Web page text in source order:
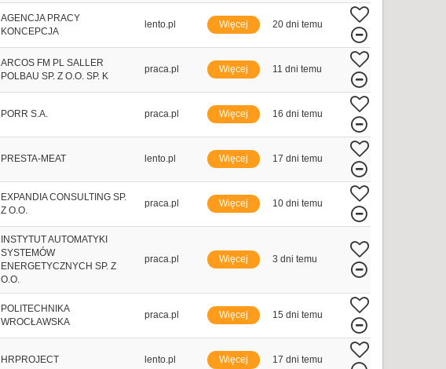
AGENCJA PRACY
KONCEPCJA
lento.pl Więcej 20 dni temu
ARCOS FM PL SALLER
POLBAU SP. Z O.O. SP. K
praca.pl Więcej 11 dni temu
PORR S.A. praca.pl Więcej 16 dni temu
PRESTA-MEAT lento.pl Więcej 17 dni temu
EXPANDIA CONSULTING SP.
Z O.O.
praca.pl Więcej 10 dni temu
INSTYTUT AUTOMATYKI
SYSTEMÓW
ENERGETYCZNYCH SP. Z
O.O.
praca.pl Więcej 3 dni temu
POLITECHNIKA
WROCŁAWSKA
praca.pl Więcej 15 dni temu
HRPROJECT lento.pl Więcej 17 dni temu